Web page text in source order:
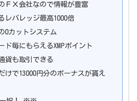
ＦＸ会社なので情報が豊富
レバレッジ最高1000倍
0カットシステム
毎にもらえるXMPポイント
貨も取引できる
で13000円分のボーナスが貰え